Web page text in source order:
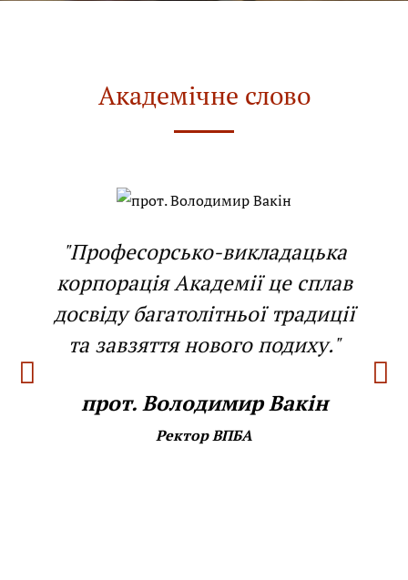
Академічне слово
"Професорсько-викладацька
корпорація Академії це сплав
досвіду багатолітньої традиції
та завзяття нового подиху."
прот. Володимир Вакін
Ректор ВПБА